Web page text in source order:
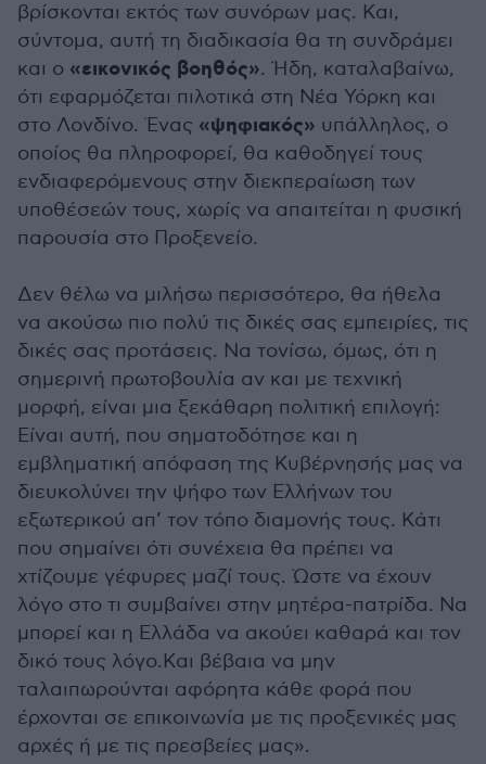
βρίσκονται εκτός των συνόρων μας. Και,
σύντομα, αυτή τη διαδικασία θα τη συνδράμει
και ο «εικονικός βοηθός». Ήδη, καταλαβαίνω,
ότι εφαρμόζεται πιλοτικά στη Νέα Υόρκη και
στο Λονδίνο. Ένας «ψηφιακός» υπάλληλος, ο
οποίος θα πληροφορεί, θα καθοδηγεί τους
ενδιαφερόμενους στην διεκπεραίωση των
υποθέσεών τους, χωρίς να απαιτείται η φυσική
παρουσία στο Προξενείο.
Δεν θέλω να μιλήσω περισσότερο, θα ήθελα
να ακούσω πιο πολύ τις δικές σας εμπειρίες, τις
δικές σας προτάσεις. Να τονίσω, όμως, ότι η
σημερινή πρωτοβουλία αν και με τεχνική
μορφή, είναι μια ξεκάθαρη πολιτική επιλογή:
Είναι αυτή, που σηματοδότησε και η
εμβληματική απόφαση της Κυβέρνησής μας να
διευκολύνει την ψήφο των Ελλήνων του
εξωτερικού απ’ τον τόπο διαμονής τους. Κάτι
που σημαίνει ότι συνέχεια θα πρέπει να
χτίζουμε γέφυρες μαζί τους. Ώστε να έχουν
λόγο στο τι συμβαίνει στην μητέρα-πατρίδα. Να
μπορεί και η Ελλάδα να ακούει καθαρά και τον
δικό τους λόγο.Και βέβαια να μην
ταλαιπωρούνται αφόρητα κάθε φορά που
έρχονται σε επικοινωνία με τις προξενικές μας
αρχές ή με τις πρεσβείες μας».